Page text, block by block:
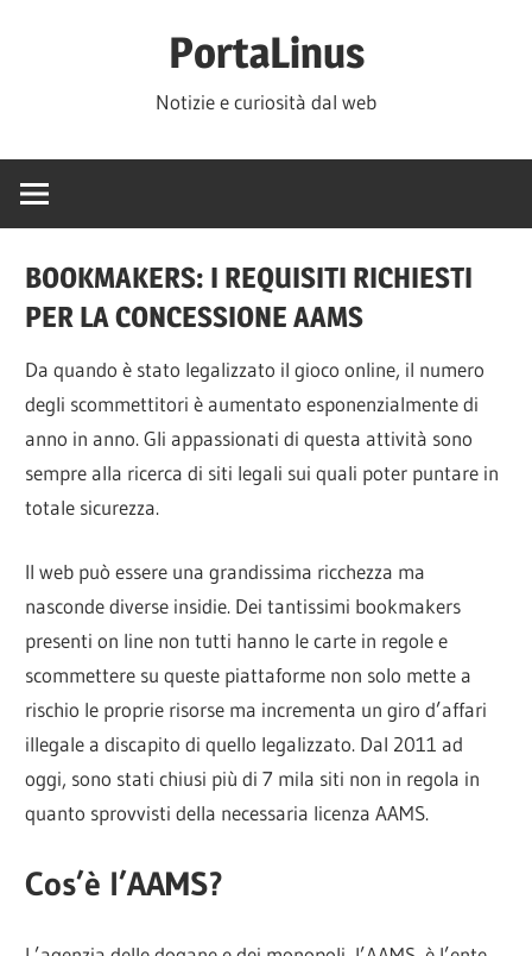
PortaLinus
Notizie e curiosità dal web
BOOKMAKERS: I REQUISITI RICHIESTI
PER LA CONCESSIONE AAMS
Da quando è stato legalizzato il gioco online, il numero
degli scommettitori è aumentato esponenzialmente di
anno in anno. Gli appassionati di questa attività sono
sempre alla ricerca di siti legali sui quali poter puntare in
totale sicurezza.
Il web può essere una grandissima ricchezza ma
nasconde diverse insidie. Dei tantissimi bookmakers
presenti on line non tutti hanno le carte in regole e
scommettere su queste piattaforme non solo mette a
rischio le proprie risorse ma incrementa un giro d’affari
illegale a discapito di quello legalizzato. Dal 2011 ad
oggi, sono stati chiusi più di 7 mila siti non in regola in
quanto sprovvisti della necessaria licenza AAMS.
Cos’è l’AAMS?